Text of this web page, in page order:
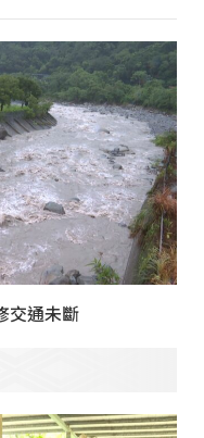
交通未斷